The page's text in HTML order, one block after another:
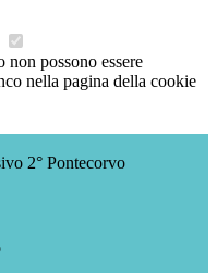
possono essere
nella pagina della cookie
2° Pontecorvo